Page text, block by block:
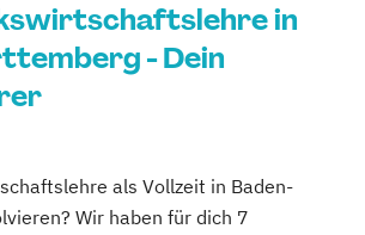
in
- Dein
als Vollzeit in Baden-
Wir haben für dich 7